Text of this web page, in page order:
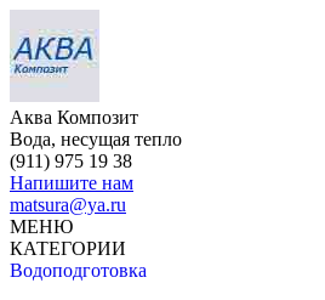
Аква Композит
Вода, несущая тепло
(911) 975 19 38
Напишите нам
matsura@ya.ru
МЕНЮ
КАТЕГОРИИ
Водоподготовка